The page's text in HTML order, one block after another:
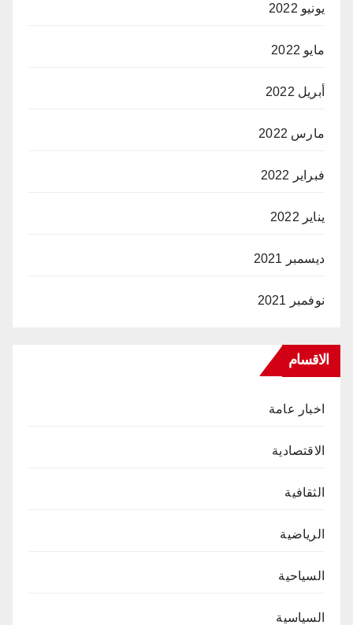
يونيو 2022
مايو 2022
أبريل 2022
مارس 2022
فبراير 2022
يناير 2022
ديسمبر 2021
نوفمبر 2021
الاقسام
اخبار عامة
الاقتصادية
الثقافية
الرياضية
السياحية
السياسية